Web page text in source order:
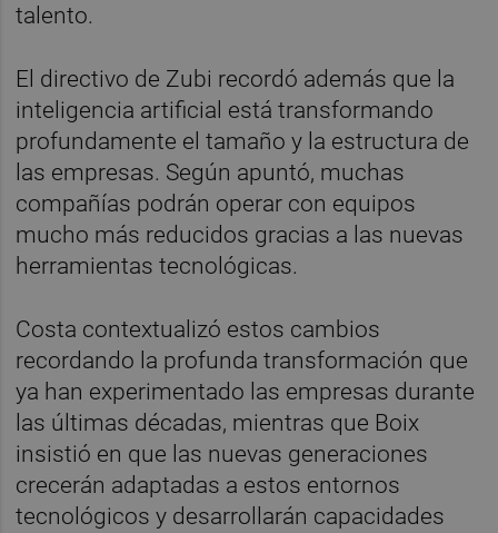
talento.
El directivo de Zubi recordó además que la
inteligencia artificial está transformando
profundamente el tamaño y la estructura de
las empresas. Según apuntó, muchas
compañías podrán operar con equipos
mucho más reducidos gracias a las nuevas
herramientas tecnológicas.
Costa contextualizó estos cambios
recordando la profunda transformación que
ya han experimentado las empresas durante
las últimas décadas, mientras que Boix
insistió en que las nuevas generaciones
crecerán adaptadas a estos entornos
tecnológicos y desarrollarán capacidades